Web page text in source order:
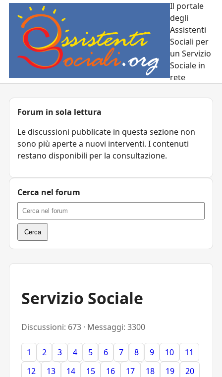
Il portale
degli
Assistenti
Sociali per
un Servizio
Sociale in
rete
Servizio Sociale
Discussioni: 673 · Messaggi: 3300
1 2 3 4 5 6 7 8 9 10
11
12
13 14 15 16 17 18 19
20
Forum in sola lettura
Le discussioni pubblicate in questa sezione non
sono più aperte a nuovi interventi. I contenuti
restano disponibili per la consultazione.
Cerca nel forum
Cerca